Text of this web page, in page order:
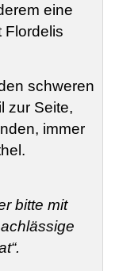
eine
Flordelis
schweren
zur Seite,
immer
bitte mit